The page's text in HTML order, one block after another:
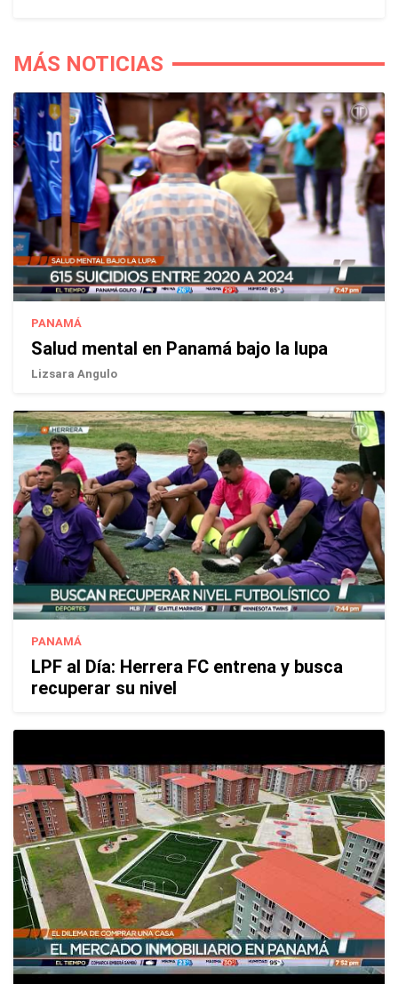
MÁS NOTICIAS
PANAMÁ
Salud mental en Panamá bajo la lupa
Lizsara Angulo
PANAMÁ
LPF al Día: Herrera FC entrena y busca
recuperar su nivel